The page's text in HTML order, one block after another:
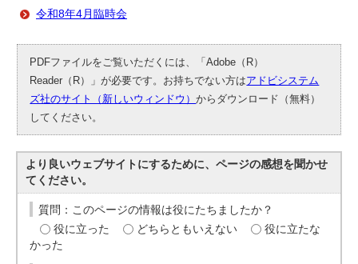
令和8年4月臨時会
PDFファイルをご覧いただくには、「Adobe（R）
Reader（R）」が必要です。お持ちでない方はアドビシステム
ズ社のサイト（新しいウィンドウ）からダウンロード（無料）
してください。
より良いウェブサイトにするために、ページの感想を聞かせ
てください。
質問：このページの情報は役にたちましたか？
役に立った
どちらともいえない
役に立たな
かった